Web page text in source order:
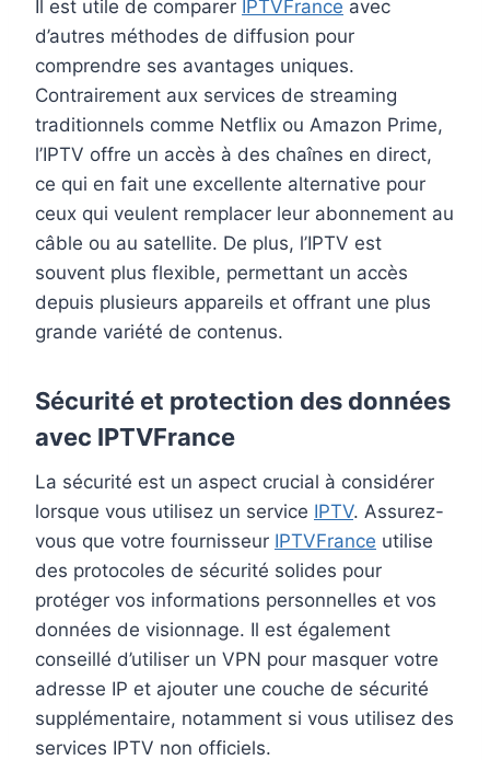
Il est utile de comparer IPTVFrance avec
d’autres méthodes de diffusion pour
comprendre ses avantages uniques.
Contrairement aux services de streaming
traditionnels comme Netflix ou Amazon Prime,
l’IPTV offre un accès à des chaînes en direct,
ce qui en fait une excellente alternative pour
ceux qui veulent remplacer leur abonnement au
câble ou au satellite. De plus, l’IPTV est
souvent plus flexible, permettant un accès
depuis plusieurs appareils et offrant une plus
grande variété de contenus.
Sécurité et protection des données
avec IPTVFrance
La sécurité est un aspect crucial à considérer
lorsque vous utilisez un service IPTV. Assurez-
vous que votre fournisseur IPTVFrance utilise
des protocoles de sécurité solides pour
protéger vos informations personnelles et vos
données de visionnage. Il est également
conseillé d’utiliser un VPN pour masquer votre
adresse IP et ajouter une couche de sécurité
supplémentaire, notamment si vous utilisez des
services IPTV non officiels.